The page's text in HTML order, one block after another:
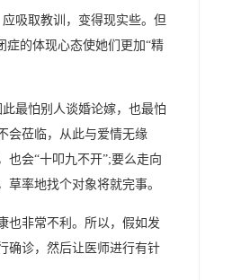
吸取教训，变得现实些。但
症的体现心态使她们更加“精
最怕别人谈婚论嫁，也最怕
会莅临，从此与爱情无缘
也会“十叩九不开”;要么走向
率地找个对象将就完事。
也非常不利。所以，假如发
确诊，然后让医师进行有针